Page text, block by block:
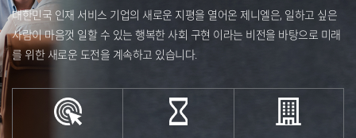
대한민국 인재 서비스 기업의 새로운 지평을 열어온 제니엘은, 일하고 싶은
사람이 마음껏 일할 수 있는 행복한 사회 구현 이라는 비전을 바탕으로 미래
를 위한 새로운 도전을 계속하고 있습니다.